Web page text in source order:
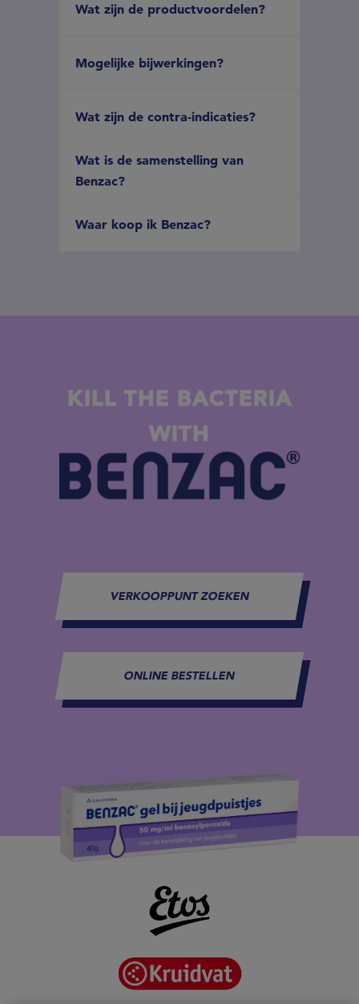
Wat zijn de productvoordelen?
Mogelijke bijwerkingen?
Wat zijn de contra-indicaties?
Wat is de samenstelling van
Benzac?
Waar koop ik Benzac?
KILL THE BACTERIA
WITH
VERKOOPPUNT ZOEKEN
ONLINE BESTELLEN